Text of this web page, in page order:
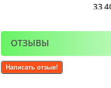
33
ОТЗЫВЫ
Написать отзыв!